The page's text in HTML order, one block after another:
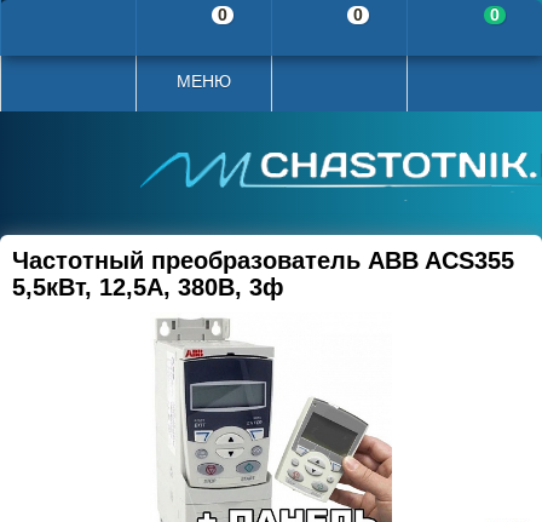
МЕНЮ
Частотный преобразователь ABB ACS355
5,5кВт, 12,5А, 380В, 3ф
0 0 0